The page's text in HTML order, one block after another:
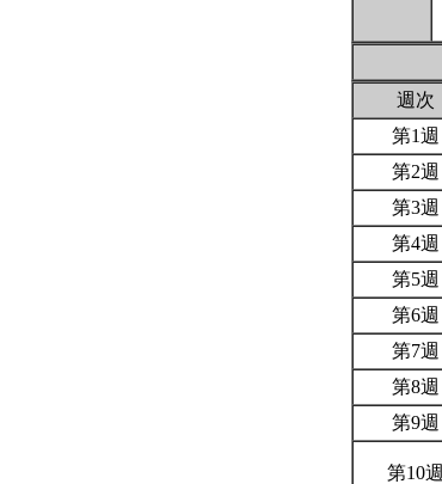
週次
第1週
第2週
第3週
第4週
第5週
第6週
第7週
第8週
第9週
第10週